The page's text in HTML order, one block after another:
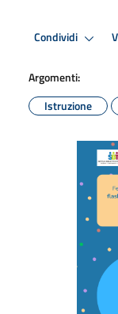
Condividi
Argomenti:
Istruzione